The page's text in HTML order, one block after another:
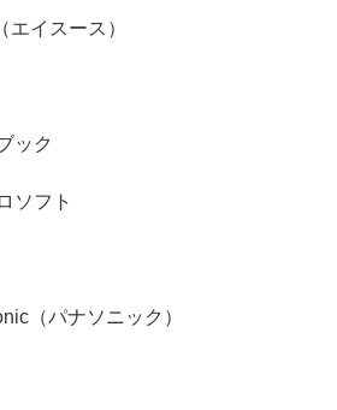
エイスース）
ック
ソフト
（パナソニック）